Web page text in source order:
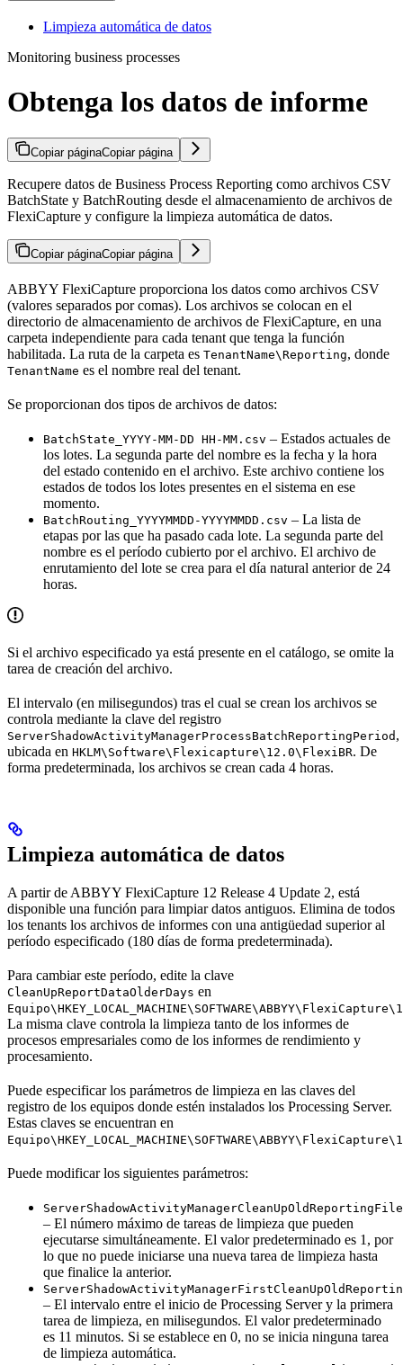
Limpieza automática de datos
Monitoring business processes
Obtenga los datos de informe
Copiar páginaCopiar página
Recupere datos de Business Process Reporting como archivos CSV
BatchState y BatchRouting desde el almacenamiento de archivos de
FlexiCapture y configure la limpieza automática de datos.
Copiar páginaCopiar página
ABBYY FlexiCapture proporciona los datos como archivos CSV
(valores separados por comas). Los archivos se colocan en el
directorio de almacenamiento de archivos de FlexiCapture, en una
carpeta independiente para cada tenant que tenga la función
habilitada. La ruta de la carpeta es TenantName\Reporting, donde
TenantName es el nombre real del tenant.
Se proporcionan dos tipos de archivos de datos:
BatchState_YYYY-MM-DD HH-MM.csv – Estados actuales de
los lotes. La segunda parte del nombre es la fecha y la hora
del estado contenido en el archivo. Este archivo contiene los
estados de todos los lotes presentes en el sistema en ese
momento.
BatchRouting_YYYYMMDD-YYYYMMDD.csv – La lista de
etapas por las que ha pasado cada lote. La segunda parte del
nombre es el período cubierto por el archivo. El archivo de
enrutamiento del lote se crea para el día natural anterior de 24
horas.
Si el archivo especificado ya está presente en el catálogo, se omite la
tarea de creación del archivo.
El intervalo (en milisegundos) tras el cual se crean los archivos se
controla mediante la clave del registro
ServerShadowActivityManagerProcessBatchReportingPeriod ,
ubicada en HKLM\Software\Flexicapture\12.0\FlexiBR. De
forma predeterminada, los archivos se crean cada 4 horas.
Limpieza automática de datos
A partir de ABBYY FlexiCapture 12 Release 4 Update 2, está
disponible una función para limpiar datos antiguos. Elimina de todos
los tenants los archivos de informes con una antigüedad superior al
período especificado (180 días de forma predeterminada).
Para cambiar este período, edite la clave
CleanUpReportDataOlderDays en
La misma clave controla la limpieza tanto de los informes de
procesos empresariales como de los informes de rendimiento y
procesamiento.
Puede especificar los parámetros de limpieza en las claves del
registro de los equipos donde estén instalados los Processing Server.
Estas claves se encuentran en
Puede modificar los siguientes parámetros:
– El número máximo de tareas de limpieza que pueden
ejecutarse simultáneamente. El valor predeterminado es 1, por
lo que no puede iniciarse una nueva tarea de limpieza hasta
que finalice la anterior.
– El intervalo entre el inicio de Processing Server y la primera
tarea de limpieza, en milisegundos. El valor predeterminado
es 11 minutos. Si se establece en 0, no se inicia ninguna tarea
de limpieza automática.